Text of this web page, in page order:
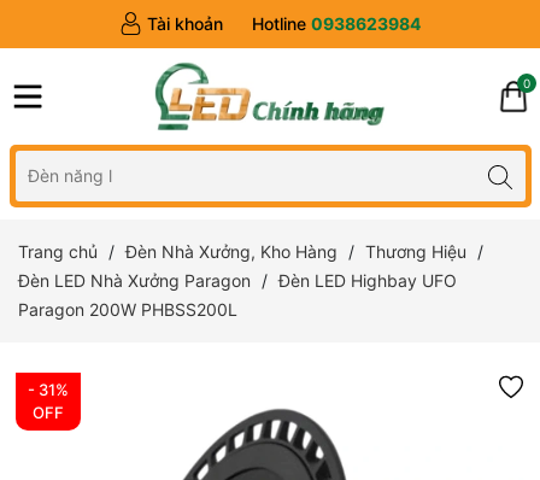
Tài khoản Hotline 0938623984
0
Trang chủ Đèn Nhà Xưởng, Kho Hàng
Thương Hiệu
Đèn LED Nhà Xưởng Paragon
Đèn LED Highbay UFO
Paragon 200W PHBSS200L
- 31%
OFF